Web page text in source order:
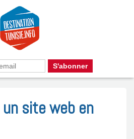
site web en